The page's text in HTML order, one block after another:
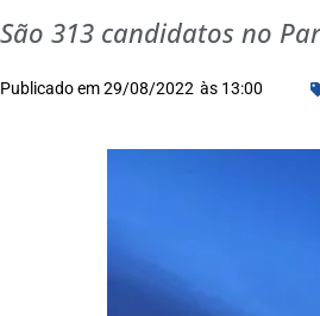
São 313 candidatos no
Publicado em29/08/2022 às 13:00